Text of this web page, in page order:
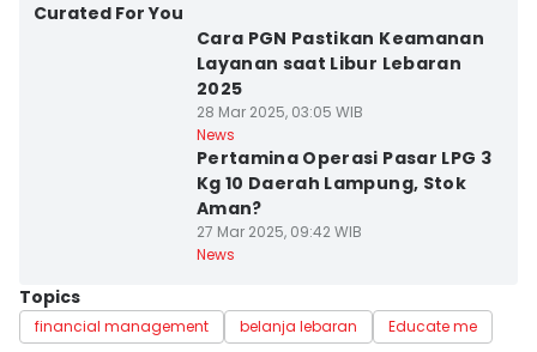
Curated For You
Cara PGN Pastikan Keamanan
Layanan saat Libur Lebaran
2025
28 Mar 2025, 03:05 WIB
News
Pertamina Operasi Pasar LPG 3
Kg 10 Daerah Lampung, Stok
Aman?
27 Mar 2025, 09:42 WIB
News
Topics
financial management belanja lebaran Educate me